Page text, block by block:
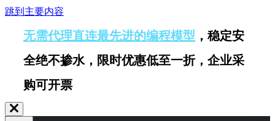
跳到主要内容
无需代理直连最先进的编程模型 ，稳定安
全绝不掺水，限时优惠低至一折，企业采
购可开票